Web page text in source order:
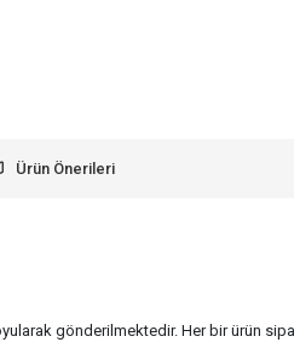
Ürün Önerileri
gönderilmektedir. Her bir ürün